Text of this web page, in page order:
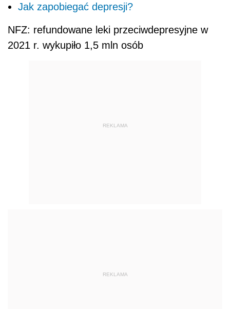
Jak zapobiegać depresji?
NFZ: refundowane leki przeciwdepresyjne w
2021 r. wykupiło 1,5 mln osób
REKLAMA
REKLAMA